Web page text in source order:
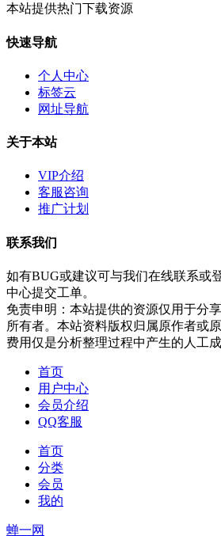
本站提供热门下载资源
快速导航
个人中心
标签云
网址导航
关于本站
VIP介绍
客服咨询
推广计划
联系我们
如有BUG或建议可与我们在线联系或
中心提交工单。
免责申明：本站提供的资源仅用于分
所有者。本站资料版权归属原作者或
费用仅是分析整理过程中产生的人工
首页
用户中心
会员介绍
QQ客服
首页
分类
会员
我的
蝉一网